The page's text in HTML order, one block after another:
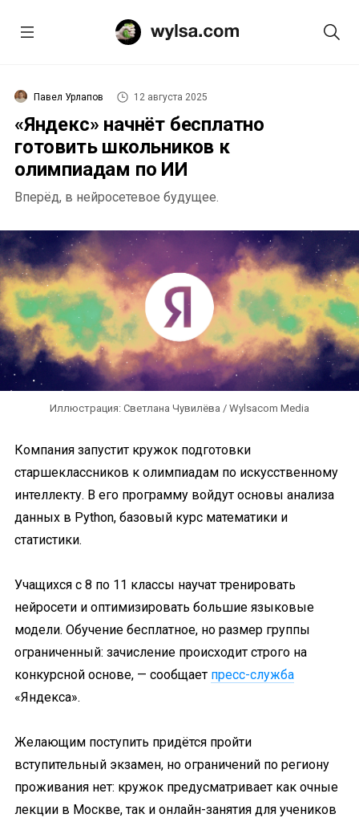
Павел Урлапов 12 августа 2025
«Яндекс» начнёт бесплатно
готовить школьников к
олимпиадам по ИИ
Вперёд, в нейросетевое будущее.
Иллюстрация: Светлана Чувилёва / Wylsacom Media
Компания запустит кружок подготовки
старшеклассников к олимпиадам по искусственному
интеллекту. В его программу войдут основы анализа
данных в Python, базовый курс математики и
статистики.
Учащихся с 8 по 11 классы научат тренировать
нейросети и оптимизировать большие языковые
модели. Обучение бесплатное, но размер группы
ограниченный: зачисление происходит строго на
конкурсной основе, — сообщает пресс-служба
«Яндекса».
Желающим поступить придётся пройти
вступительный экзамен, но ограничений по региону
проживания нет: кружок предусматривает как очные
лекции в Москве, так и онлайн-занятия для учеников